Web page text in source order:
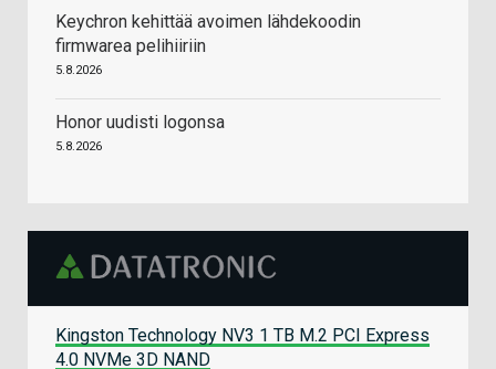
Keychron kehittää avoimen lähdekoodin
firmwarea pelihiiriin
5.8.2026
Honor uudisti logonsa
5.8.2026
Kingston Technology NV3 1 TB M.2 PCI Express
4.0 NVMe 3D NAND